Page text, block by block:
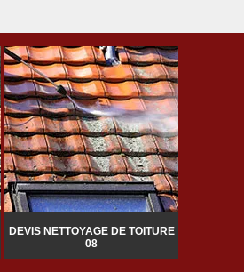
DEVIS NETTOYAGE DE TOITURE
08